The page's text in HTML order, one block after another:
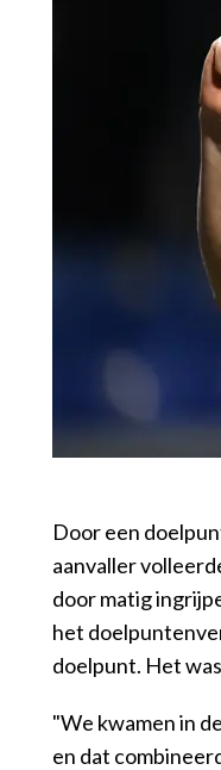
Door een
aanvaller
door matig
het
doelpunt. Het
"We kwamen in
en dat